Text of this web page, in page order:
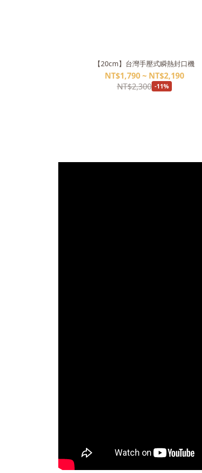
【20cm】台灣手壓式瞬熱封口機
NT$1,790 ~ NT$2,190
NT$2,300 -11%